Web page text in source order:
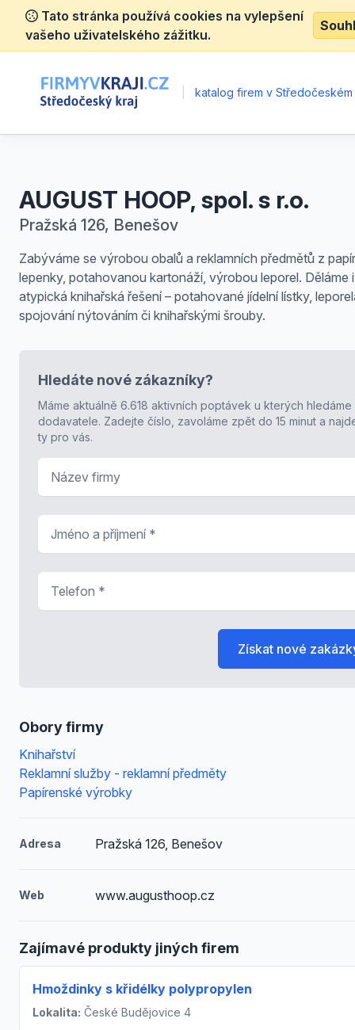
Tato stránka používá cookies na vylepšení
vašeho uživatelského zážitku.
katalog firem v Středočeském
AUGUST HOOP, spol. s r.o.
Pražská 126, Benešov
Zabýváme se výrobou obalů a reklamních předmětů z
lepenky, potahovanou kartonáží, výrobou leporel. Děláme i
atypická knihařská řešení – potahované jídelní lístky,
spojování nýtováním či knihařskými šrouby.
Obory firmy
Knihařství
Reklamní služby - reklamní předměty
Papírenské výrobky
Adresa Pražská 126, Benešov
Web www.augusthoop.cz
Zajímavé produkty jiných firem
Hmoždinky s křidélky polypropylen
Lokalita: České Budějovice 4
Hledáte nové zákazníky?
Máme aktuálně 6.618 aktivních poptávek u kterých hledáme
dodavatele. Zadejte číslo, zavoláme zpět do 15 minut a
ty pro vás.
Získat nové